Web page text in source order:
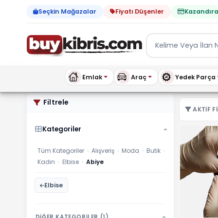
Seçkin Mağazalar Fiyatı Düşenler
Emlak Araç Yedek Parça
Kadın Abiye ilanları,
Filtrele
Kategoriler ›
Tüm Kategoriler › Alışveriş › Moda › Butik ›
Kadın › Elbise › Abiye
Elbise
›
AKTIF